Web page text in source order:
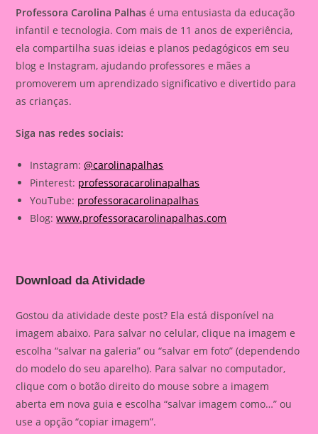
Professora Carolina Palhas é uma entusiasta da educação
infantil e tecnologia. Com mais de 11 anos de experiência,
ela compartilha suas ideias e planos pedagógicos em seu
blog e Instagram, ajudando professores e mães a
promoverem um aprendizado significativo e divertido para
as crianças.
Siga nas redes sociais:
Instagram:@carolinapalhas
Pinterest: professoracarolinapalhas
YouTube: professoracarolinapalhas
Blog:www.professoracarolinapalhas.com
Download da Atividade
Gostou da atividade deste post? Ela está disponível na
imagem abaixo. Para salvar no celular, clique na imagem e
escolha “salvar na galeria” ou “salvar em foto” (dependendo
do modelo do seu aparelho). Para salvar no computador,
clique com o botão direito do mouse sobre a imagem
aberta em nova guia e escolha “salvar imagem como…” ou
use a opção “copiar imagem”.